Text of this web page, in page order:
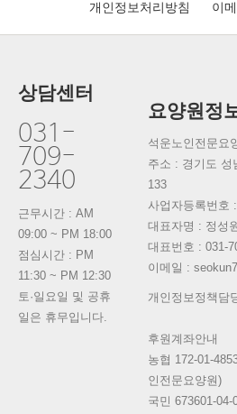
개인정보처리방침 이
상담센터
031-
709-
2340
근무시간 : AM
09:00 ~ PM 18:00
점심시간 : PM
11:30 ~ PM 12:30
토·일요일 및 공휴
일은 휴무입니다.
요양원정
석운노인전문요
주소 : 경기도 성
133
사업자등록번호 :
대표자명 : 정성
대표번호 : 031-
이메일 :
개인정보정책담
후원계좌안내
농협 172-01-
인전문요양원)
국민 673601-